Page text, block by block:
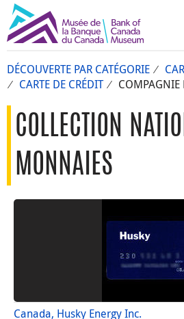
DÉCOUVERTE PAR CATÉGORIE
CARTE DE CRÉDIT
COMPAGNIE
COLLECTION
MONNAIES
Canada, Husky Energy Inc.